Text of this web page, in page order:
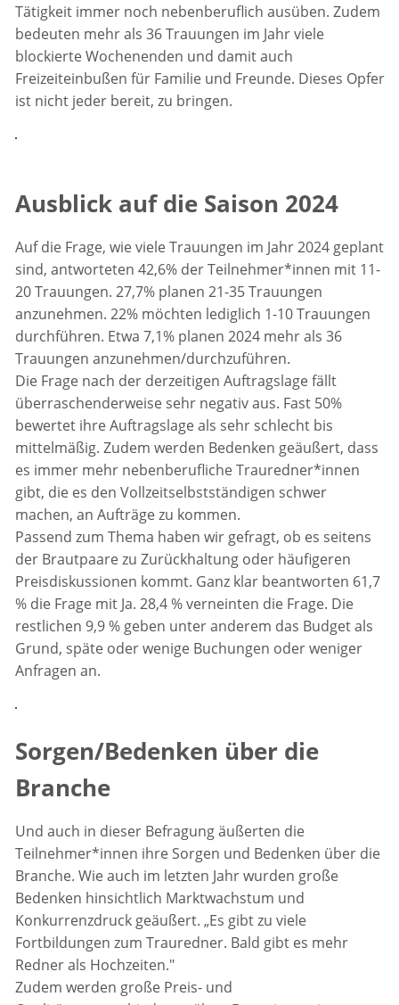
Tätigkeit immer noch nebenberuflich ausüben. Zudem
bedeuten mehr als 36 Trauungen im Jahr viele
blockierte Wochenenden und damit auch
Freizeiteinbußen für Familie und Freunde. Dieses Opfer
ist nicht jeder bereit, zu bringen.
Ausblick auf die Saison 2024
Auf die Frage, wie viele Trauungen im Jahr 2024 geplant
sind, antworteten 42,6% der Teilnehmer*innen mit 11-
20 Trauungen. 27,7% planen 21-35 Trauungen
anzunehmen. 22% möchten lediglich 1-10 Trauungen
durchführen. Etwa 7,1% planen 2024 mehr als 36
Trauungen anzunehmen/durchzuführen.
Die Frage nach der derzeitigen Auftragslage fällt
überraschenderweise sehr negativ aus. Fast 50%
bewertet ihre Auftragslage als sehr schlecht bis
mittelmäßig. Zudem werden Bedenken geäußert, dass
es immer mehr nebenberufliche Trauredner*innen
gibt, die es den Vollzeitselbstständigen schwer
machen, an Aufträge zu kommen.
Passend zum Thema haben wir gefragt, ob es seitens
der Brautpaare zu Zurückhaltung oder häufigeren
Preisdiskussionen kommt. Ganz klar beantworten 61,7
% die Frage mit Ja. 28,4 % verneinten die Frage. Die
restlichen 9,9 % geben unter anderem das Budget als
Grund, späte oder wenige Buchungen oder weniger
Anfragen an.
Sorgen/Bedenken über die
Branche
Und auch in dieser Befragung äußerten die
Teilnehmer*innen ihre Sorgen und Bedenken über die
Branche. Wie auch im letzten Jahr wurden große
Bedenken hinsichtlich Marktwachstum und
Konkurrenzdruck geäußert. „Es gibt zu viele
Fortbildungen zum Trauredner. Bald gibt es mehr
Redner als Hochzeiten."
Zudem werden große Preis- und